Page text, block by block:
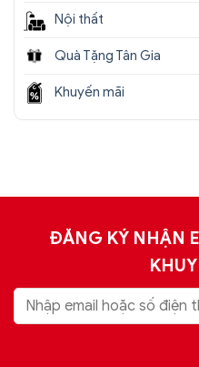
Nội thất
Quà Tặng Tân Gia
Khuyến mãi
ĐĂNG KÝ NHẬN